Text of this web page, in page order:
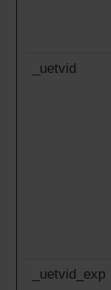
_uetvid
_uetvid_exp